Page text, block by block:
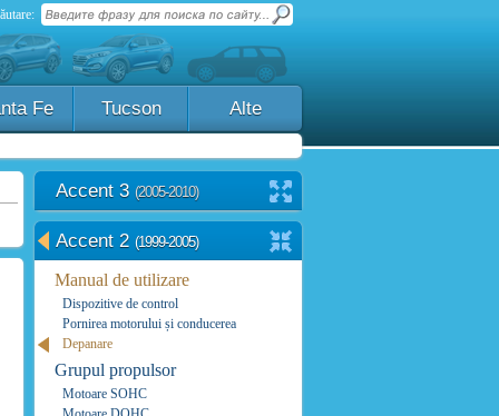
Fe Tucson Alte
Accent 3 (2005-2010)
Accent 2 (1999-2005)
Manual de utilizare
Dispozitive de control
Pornirea motorului și conducerea
Depanare
Grupul propulsor
Motoare SOHC